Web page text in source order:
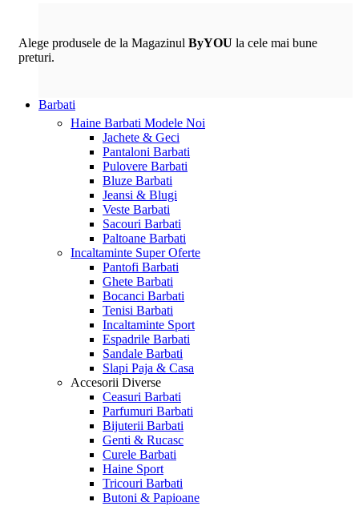
Alege produsele de la Magazinul ByYOU la cele mai bune
preturi.
Barbati
Haine Barbati Modele Noi
Jachete & Geci
Pantaloni Barbati
Pulovere Barbati
Bluze Barbati
Jeansi & Blugi
Veste Barbati
Sacouri Barbati
Paltoane Barbati
Incaltaminte Super Oferte
Pantofi Barbati
Ghete Barbati
Bocanci Barbati
Tenisi Barbati
Incaltaminte Sport
Espadrile Barbati
Sandale Barbati
Slapi Paja & Casa
Accesorii Diverse
Ceasuri Barbati
Parfumuri Barbati
Bijuterii Barbati
Genti & Rucasc
Curele Barbati
Haine Sport
Tricouri Barbati
Butoni & Papioane